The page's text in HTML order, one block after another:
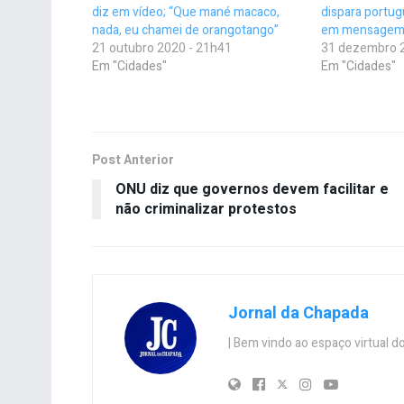
diz em vídeo; “Que mané macaco,
nada, eu chamei de orangotango”
21 outubro 2020 - 21h41
Em "Cidades"
dispara
em
31 dezembro
Em "Cidades"
Post Anterior
ONU diz que governos devem facilitar e
não criminalizar protestos
Jornal da Chapada
| Bem vindo ao espaço virtual